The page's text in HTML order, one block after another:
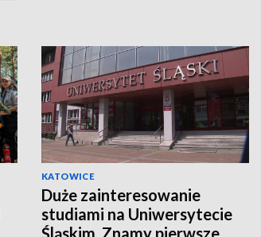
KATOWICE
Duże zainteresowanie
studiami na Uniwersytecie
Śląskim. Znamy pierwsze